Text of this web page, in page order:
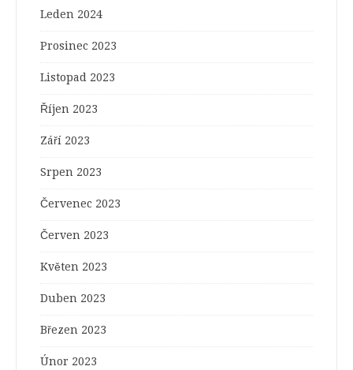
Leden 2024
Prosinec 2023
Listopad 2023
Říjen 2023
Září 2023
Srpen 2023
Červenec 2023
Červen 2023
Květen 2023
Duben 2023
Březen 2023
Únor 2023